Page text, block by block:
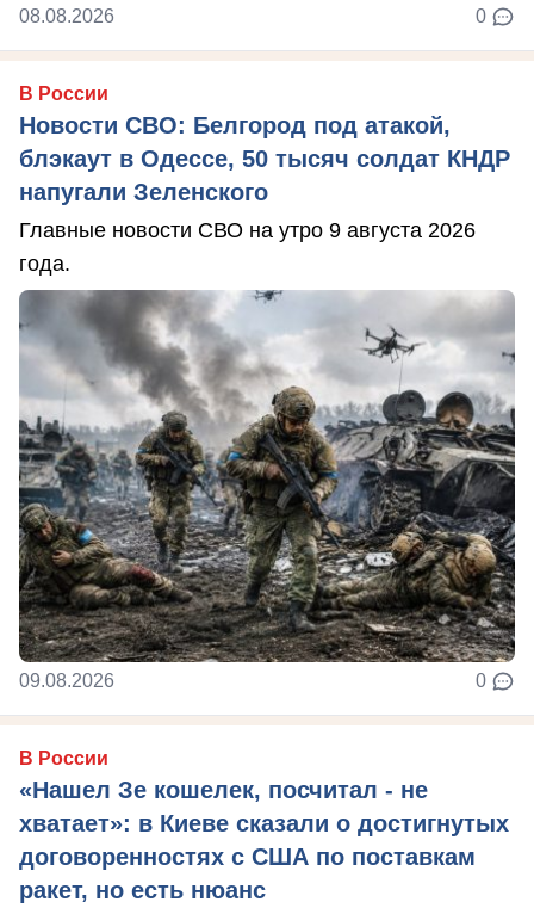
08.08.2026 0
В России
Новости СВО: Белгород под атакой,
блэкаут в Одессе, 50 тысяч солдат КНДР
напугали Зеленского
Главные новости СВО на утро 9 августа 2026
года.
09.08.2026 0
В России
«Нашел Зе кошелек, посчитал - не
хватает»: в Киеве сказали о достигнутых
договоренностях с США по поставкам
ракет, но есть нюанс